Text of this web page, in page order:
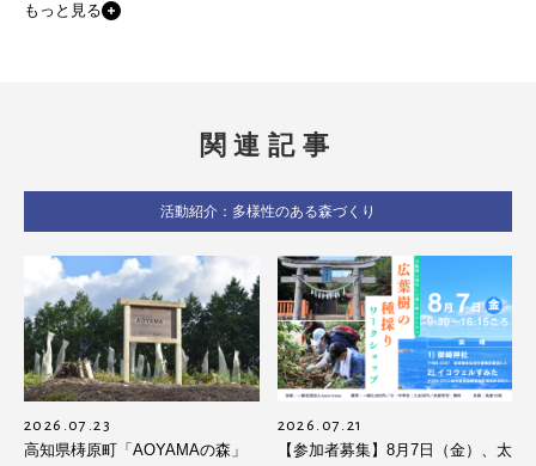
もっと見る
関連記事
活動紹介：多様性のある森づくり
2026.07.23
高知県梼原町「AOYAMAの森」
2026.07.21
【参加者募集】8月7日（金）、太